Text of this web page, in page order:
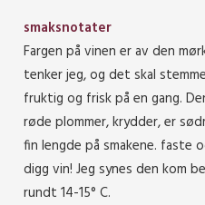
smaksnotater
Fargen på vinen er av den
tenker jeg, og det skal
fruktig og frisk på en gang.
røde plommer, krydder, er
fin lengde på smakene. faste
digg vin! Jeg synes den kom
rundt 14-15° C.